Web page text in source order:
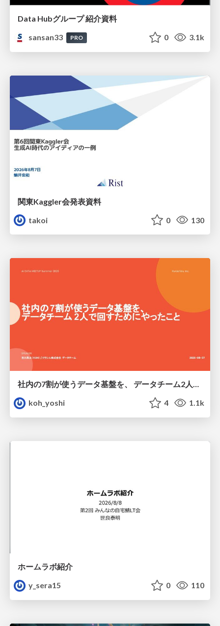
Data Hubグループ 紹介資料
sansan33
PRO 0 3.1k
関東Kaggler会発表資料
takoi
0 130
社内の7割が使うデータ基盤を、 データチーム2人で回すためにやったこと
koh_yoshi
4 1.1k
ホームラボ紹介
y_sera15
0 110